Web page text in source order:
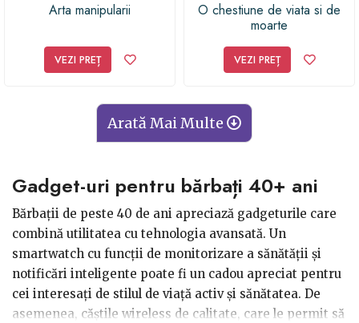
Arta manipularii
VEZI PREȚ
O chestiune de viata si de
moarte
VEZI PREȚ
Arată Mai Multe
Gadget-uri pentru bărbați 40+ ani
Bărbații de peste 40 de ani apreciază gadgeturile care
combină utilitatea cu tehnologia avansată. Un
smartwatch cu funcții de monitorizare a sănătății și
notificări inteligente poate fi un cadou apreciat pentru
cei interesați de stilul de viață activ și sănătatea. De
asemenea, căștile wireless de calitate, care le permit să